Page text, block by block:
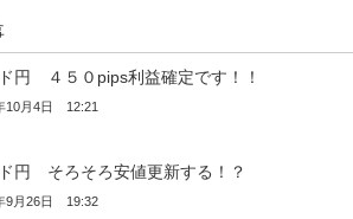
円 ４５０pips利益確定です！！
10月4日 12:21
円 そろそろ安値更新する！？
9月26日 19:32